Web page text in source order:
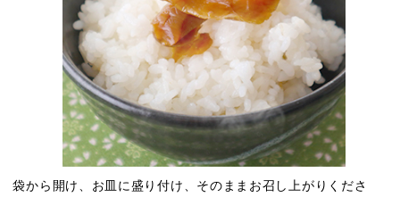
袋から開け、お皿に盛り付け、そのままお召し上がりくださ